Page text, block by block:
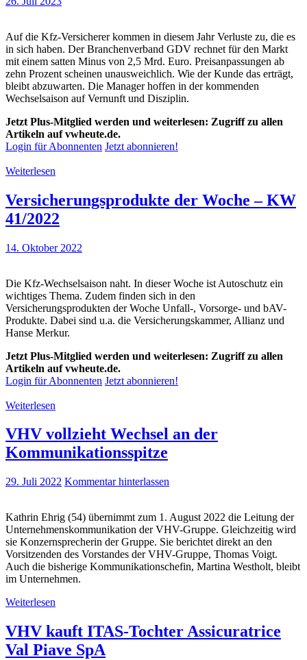
Auf die Kfz-Versicherer kommen in diesem Jahr Verluste zu, die es
in sich haben. Der Branchenverband GDV rechnet für den Markt
mit einem satten Minus von 2,5 Mrd. Euro. Preisanpassungen ab
zehn Prozent scheinen unausweichlich. Wie der Kunde das erträgt,
bleibt abzuwarten. Die Manager hoffen in der kommenden
Wechselsaison auf Vernunft und Disziplin.
Jetzt Plus-Mitglied werden und weiterlesen: Zugriff zu allen
Artikeln auf vwheute.de.
Login für Abonnenten Jetzt abonnieren!
Weiterlesen
Versicherungsprodukte der Woche – KW
41/2022
14. Oktober 2022
Die Kfz-Wechselsaison naht. In dieser Woche ist Autoschutz ein
wichtiges Thema. Zudem finden sich in den
Versicherungsprodukten der Woche Unfall-, Vorsorge- und bAV-
Produkte. Dabei sind u.a. die Versicherungskammer, Allianz und
Hanse Merkur.
Jetzt Plus-Mitglied werden und weiterlesen: Zugriff zu allen
Artikeln auf vwheute.de.
Login für Abonnenten Jetzt abonnieren!
Weiterlesen
VHV vollzieht Wechsel an der
Kommunikationsspitze
29. Juli 2022 Kommentar hinterlassen
Kathrin Ehrig (54) übernimmt zum 1. August 2022 die Leitung der
Unternehmenskommunikation der VHV-Gruppe. Gleichzeitig wird
sie Konzernsprecherin der Gruppe. Sie berichtet direkt an den
Vorsitzenden des Vorstandes der VHV-Gruppe, Thomas Voigt.
Auch die bisherige Kommunikationschefin, Martina Westholt, bleibt
im Unternehmen.
Weiterlesen
VHV kauft ITAS-Tochter Assicuratrice
Val Piave SpA